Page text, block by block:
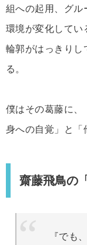
組への起用、グル
環境が変化してい
輪郭がはっきりし
る。
僕はその葛藤に、
身への自覚」と「
齋藤飛鳥の
『でも